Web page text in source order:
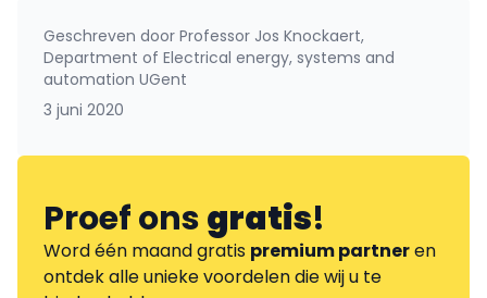
Geschreven door Professor Jos Knockaert,
Department of Electrical energy, systems and
automation UGent
3 juni 2020
Proef onsgratis!
Word één maand gratis premium partneren
ontdek alle unieke voordelen die wij u te